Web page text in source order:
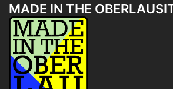
MADE IN THE